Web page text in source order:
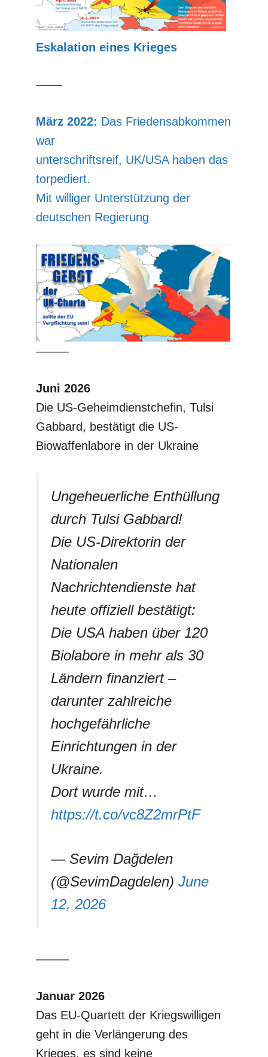
Eskalation eines Krieges
––––
März 2022: Das Friedensabkommen
war
unterschriftsreif, UK/USA haben das
torpediert.
Mit williger Unterstützung der
deutschen Regierung
–––––
Juni 2026
Die US-Geheimdienstchefin, Tulsi
Gabbard, bestätigt die US-
Biowaffenlabore in der Ukraine
Ungeheuerliche Enthüllung
durch Tulsi Gabbard!
Die US-Direktorin der
Nationalen
Nachrichtendienste hat
heute offiziell bestätigt:
Die USA haben über 120
Biolabore in mehr als 30
Ländern finanziert –
darunter zahlreiche
hochgefährliche
Einrichtungen in der
Ukraine.
Dort wurde mit…
https://t.co/vc8Z2mrPtF
— Sevim Dağdelen
(@SevimDagdelen) June
12, 2026
–––––
Januar 2026
Das EU-Quartett der Kriegswilligen
geht in die Verlängerung des
Krieges, es sind keine